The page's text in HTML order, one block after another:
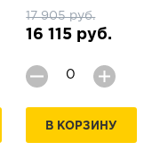
17 905 руб.
16 115 руб.
В КОРЗИНУ